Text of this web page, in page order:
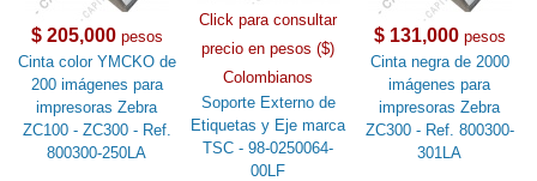
$ 205,000pesos
Cinta color YMCKO de
200 imágenes para
impresoras Zebra
ZC100 - ZC300 - Ref.
800300-250LA
Click para consultar
precio en pesos ($)
Colombianos
Soporte Externo de
Etiquetas y Eje marca
TSC - 98-0250064-
00LF
$ 131,000pesos
Cinta negra de 2000
imágenes para
impresoras Zebra
ZC300 - Ref. 800300-
301LA